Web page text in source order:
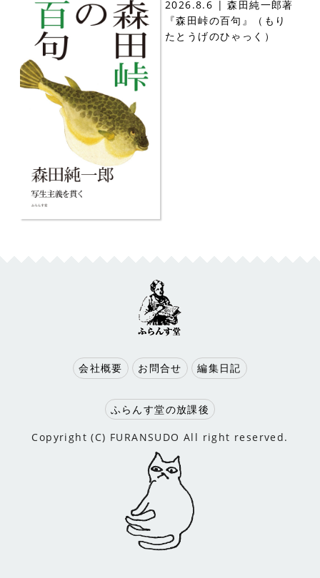
2026.8.6 | 森田純一郎著
『森田峠の百句』（もり
たとうげのひゃっく）
会社概要 お問合せ 編集日記
ふらんす堂の放課後
Copyright (C) FURANSUDO All right reserved.